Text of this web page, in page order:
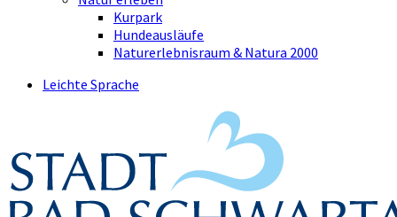
Kurpark
Hundeausläufe
Naturerlebnisraum & Natura 2000
Leichte Sprache